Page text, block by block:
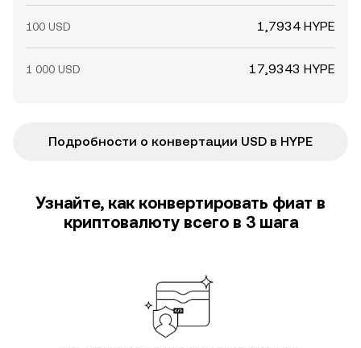
100 USD 1,7934 HYPE
1 000 USD 17,9343 HYPE
Подробности о конвертации USD в HYPE
Узнайте, как конвертировать фиат в
криптовалюту всего в 3 шага